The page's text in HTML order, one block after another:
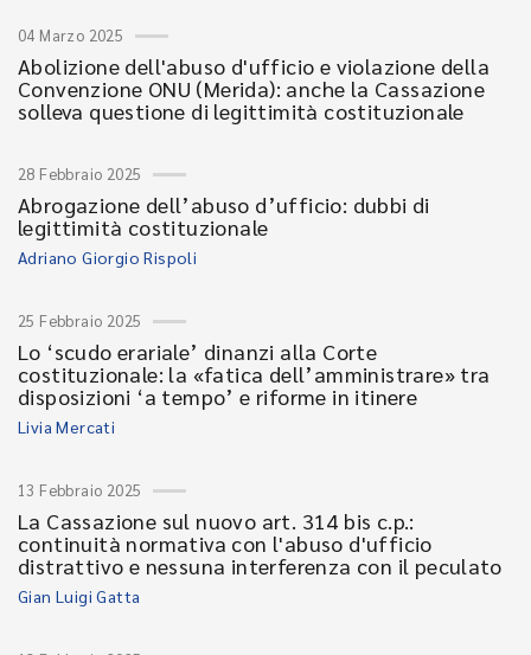
04 Marzo 2025
Abolizione dell'abuso d'ufficio e violazione della
Convenzione ONU (Merida): anche la Cassazione
solleva questione di legittimità costituzionale
28 Febbraio 2025
Abrogazione dell’abuso d’ufficio: dubbi di
legittimità costituzionale
Adriano Giorgio Rispoli
25 Febbraio 2025
Lo ‘scudo erariale’ dinanzi alla Corte
costituzionale: la «fatica dell’amministrare» tra
disposizioni ‘a tempo’ e riforme in itinere
Livia Mercati
13 Febbraio 2025
La Cassazione sul nuovo art. 314 bis c.p.:
continuità normativa con l'abuso d'ufficio
distrattivo e nessuna interferenza con il peculato
Gian Luigi Gatta